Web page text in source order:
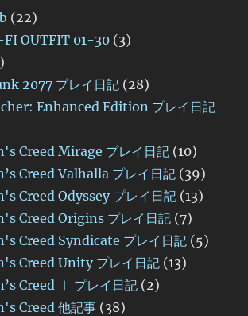
(22)
OUTFIT 01-30 (3)
2077 プレイ日記 (28)
Enhanced Edition プレイ日記
Creed Mirage プレイ日記 (10)
Creed Valhalla プレイ日記 (39)
Creed Odyssey プレイ日記 (13)
Creed Origins プレイ日記 (7)
Creed Syndicate プレイ日記 (5)
Creed Unity プレイ日記 (13)
Creed Ⅰ プレイ日記 (2)
Creed 他記事 (38)